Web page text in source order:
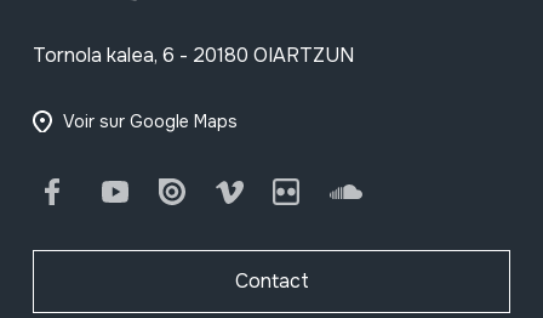
Tornola kalea, 6 - 20180 OIARTZUN
Voir sur Google Maps
FacebookYoutube Issuu Vimeo Flickr SoundCloud
Contact